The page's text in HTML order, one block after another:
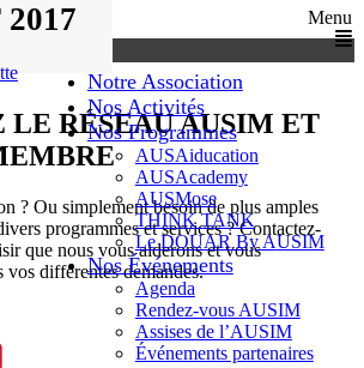
Menu
Notre Association
Nos Activités
Nos Programmes
AUSAiducation
AUSAcademy
AUSMose
THINK TANK
Le DOUAR By AUSIM
Nos Événements
Agenda
Rendez-vous AUSIM
Assises de l’AUSIM
Événements partenaires
LE RÉSEAU AUSIM ET
? Ou simplement besoin de plus amples
programmes et services ? Contactez-
que nous vous aiderons et vous
vos différentes demandes.